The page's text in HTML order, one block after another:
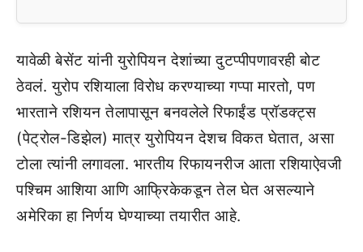
यावेळी बेसेंट यांनी युरोपियन देशांच्या दुटप्पीपणावरही बोट
ठेवलं. युरोप रशियाला विरोध करण्याच्या गप्पा मारतो, पण
भारताने रशियन तेलापासून बनवलेले रिफाईंड प्रॉडक्ट्स
(पेट्रोल-डिझेल) मात्र युरोपियन देशच विकत घेतात, असा
टोला त्यांनी लगावला. भारतीय रिफायनरीज आता रशियाऐवजी
पश्चिम आशिया आणि आफ्रिकेकडून तेल घेत असल्याने
अमेरिका हा निर्णय घेण्याच्या तयारीत आहे.